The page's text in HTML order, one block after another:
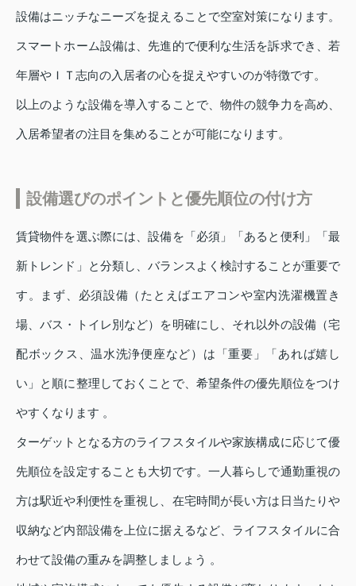
設備はニッチなニーズを捉えることで空室対策になります。
スマートホーム設備は、先進的で便利な生活を訴求でき、若
年層やＩＴ志向の入居者の心を捉えやすいのが特徴です。
以上のような設備を導入することで、物件の競争力を高め、
入居希望者の注目を集めることが可能になります。
設備選びのポイントと優先順位の付け方
賃貸物件を選ぶ際には、設備を「必須」「あると便利」「最
新トレンド」と分類し、バランスよく検討することが重要で
す。まず、必須設備（たとえばエアコンや室内洗濯機置き
場、バス・トイレ別など）を明確にし、それ以外の設備（宅
配ボックス、温水洗浄便座など）は「重要」「あれば嬉し
い」と順に整理しておくことで、希望条件の優先順位をつけ
やすくなります 。
ターゲットとなる方のライフスタイルや家族構成に応じて優
先順位を設定することも大切です。一人暮らしで通勤重視の
方は駅近や利便性を重視し、在宅時間が長い方は日当たりや
収納など内部設備を上位に据えるなど、ライフスタイルに合
わせて設備の重みを調整しましょう 。